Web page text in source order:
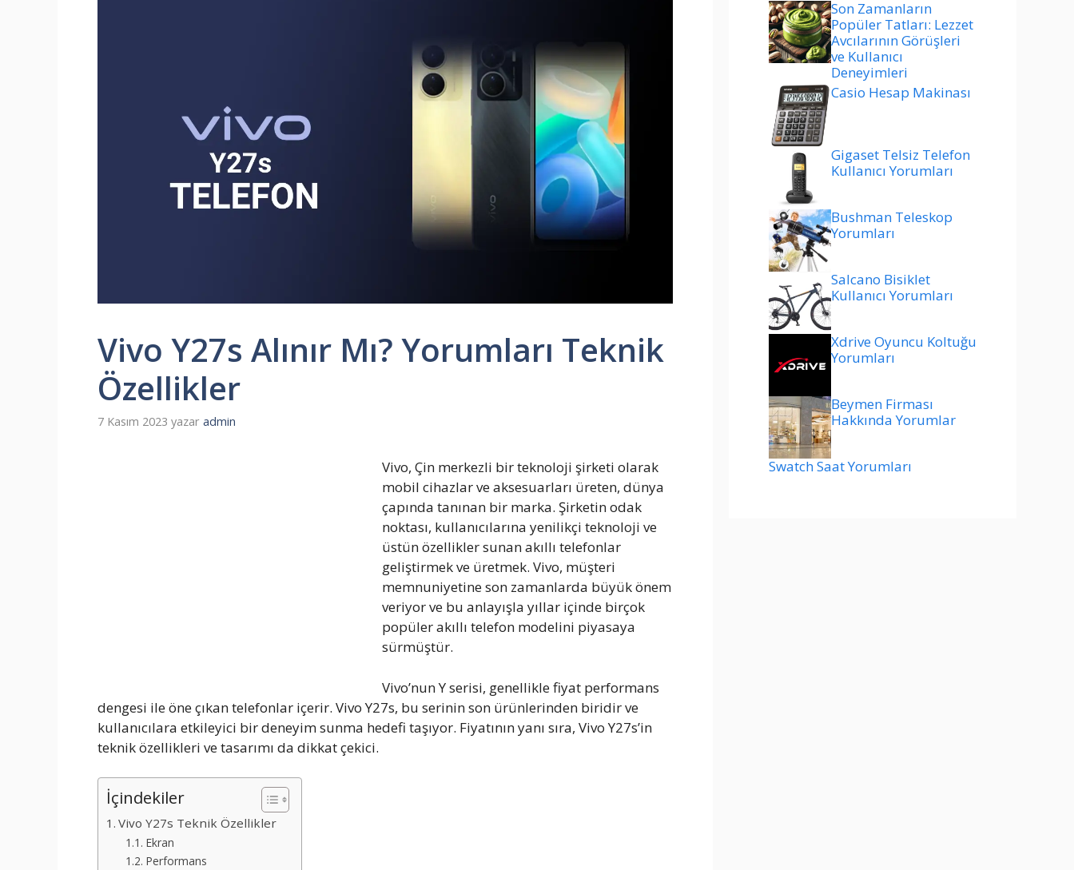
Vivo Y27s Alınır Mı? Yorumları Teknik
Özellikler
7 Kasım 2023 yazar admin
Vivo, Çin merkezli bir teknoloji şirketi olarak
mobil cihazlar ve aksesuarları üreten, dünya
çapında tanınan bir marka. Şirketin odak
noktası, kullanıcılarına yenilikçi teknoloji ve
üstün özellikler sunan akıllı telefonlar
geliştirmek ve üretmek. Vivo, müşteri
memnuniyetine son zamanlarda büyük önem
veriyor ve bu anlayışla yıllar içinde birçok
popüler akıllı telefon modelini piyasaya
sürmüştür.
Vivo’nun Y serisi, genellikle fiyat performans
dengesi ile öne çıkan telefonlar içerir. Vivo Y27s, bu serinin son ürünlerinden biridir ve
kullanıcılara etkileyici bir deneyim sunma hedefi taşıyor. Fiyatının yanı sıra, Vivo Y27s’in
teknik özellikleri ve tasarımı da dikkat çekici.
İçindekiler
Vivo Y27s Teknik Özellikler
Ekran
Performans
Son Zamanların
Popüler Tatları: Lezzet
Avcılarının Görüşleri
ve Kullanıcı
Deneyimleri
Casio Hesap Makinası
Gigaset Telsiz Telefon
Kullanıcı Yorumları
Bushman Teleskop
Yorumları
Salcano Bisiklet
Kullanıcı Yorumları
Xdrive Oyuncu Koltuğu
Yorumları
Beymen Firması
Hakkında Yorumlar
Swatch Saat Yorumları